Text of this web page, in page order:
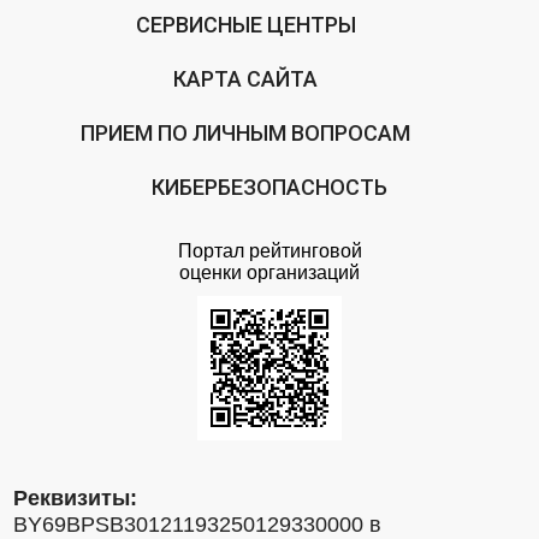
СЕРВИСНЫЕ ЦЕНТРЫ
КАРТА САЙТА
ПРИЕМ ПО ЛИЧНЫМ ВОПРОСАМ
КИБЕРБЕЗОПАСНОСТЬ
Портал рейтинговой
оценки организаций
Реквизиты:
BY69BPSB30121193250129330000 в